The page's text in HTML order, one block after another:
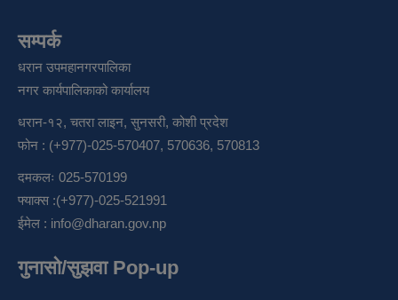
सम्पर्क
धरान उपमहानगरपालिका
नगर कार्यपालिकाको कार्यालय
धरान-१२, चतरा लाइन, सुनसरी, कोशी प्रदेश
फोन : (+977)-025-570407, 570636, 570813
दमकलः 025-570199
फ्याक्स :(+977)-025-521991
ईमेल : info@dharan.gov.np
गुनासो/सुझवा Pop-up